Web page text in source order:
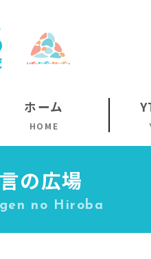
ホーム
HOME
の広場
no Hiroba